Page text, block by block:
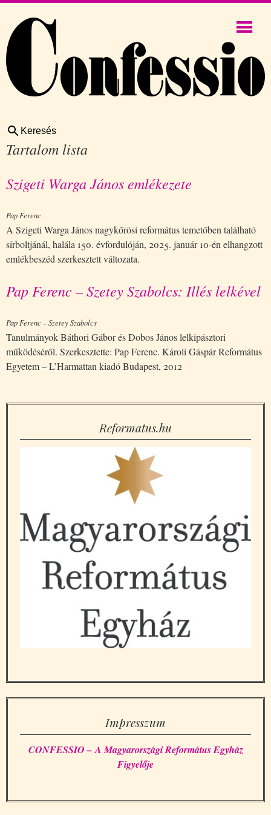
Keresés
Tartalom lista
Szigeti Warga János emlékezete
Pap Ferenc
A Szigeti Warga János nagykőrösi református temetőben található
sírboltjánál, halála 150. évfordulóján, 2025. január 10-én elhangzott
emlékbeszéd szerkesztett változata.
Pap Ferenc – Szetey Szabolcs: Illés lelkével
Pap Ferenc – Szetey Szabolcs
Tanulmányok Báthori Gábor és Dobos János lelkipásztori
működéséről. Szerkesztette: Pap Ferenc. Károli Gáspár Református
Egyetem – L’Harmattan kiadó Budapest, 2012
Reformatus.hu
Impresszum
CONFESSIO – A Magyarországi Református Egyház
Figyelője